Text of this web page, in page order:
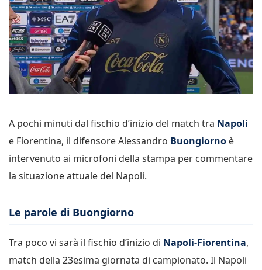
A pochi minuti dal fischio d’inizio del match tra Napoli
e Fiorentina, il difensore Alessandro Buongiorno è
intervenuto ai microfoni della stampa per commentare
la situazione attuale del Napoli.
Le parole di Buongiorno
Tra poco vi sarà il fischio d’inizio di Napoli-Fiorentina,
match della 23esima giornata di campionato. Il Napoli